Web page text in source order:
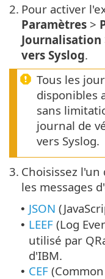
2. Pour activer
Paramètres >
Journalisation
vers Syslog.
Tous les
disponibles
sans
journal de
vers Syslog.
3. Choisissez
les messages
• JSON
• LEEF (Log
utilisé par
d'IBM.
• CEF